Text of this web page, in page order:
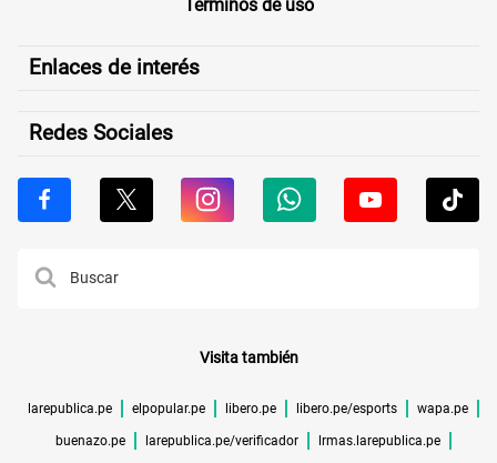
Términos de uso
Enlaces de interés
Redes Sociales
Visita también
larepublica.pe elpopular.pe libero.pe libero.pe/esports wapa.pe
buenazo.pe larepublica.pe/verificador lrmas.larepublica.pe